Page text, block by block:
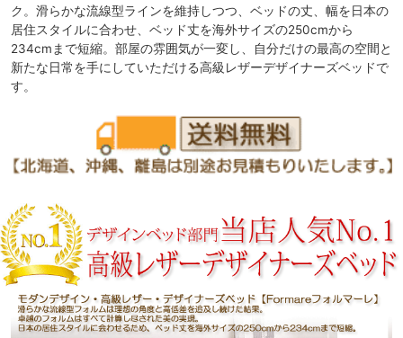
ク。滑らかな流線型ラインを維持しつつ、ベッドの丈、幅を日本の
居住スタイルに合わせ、ベッド丈を海外サイズの250cmから
234cmまで短縮。部屋の雰囲気が一変し、自分だけの最高の空間と
新たな日常を手にしていただける高級レザーデザイナーズベッドで
す。